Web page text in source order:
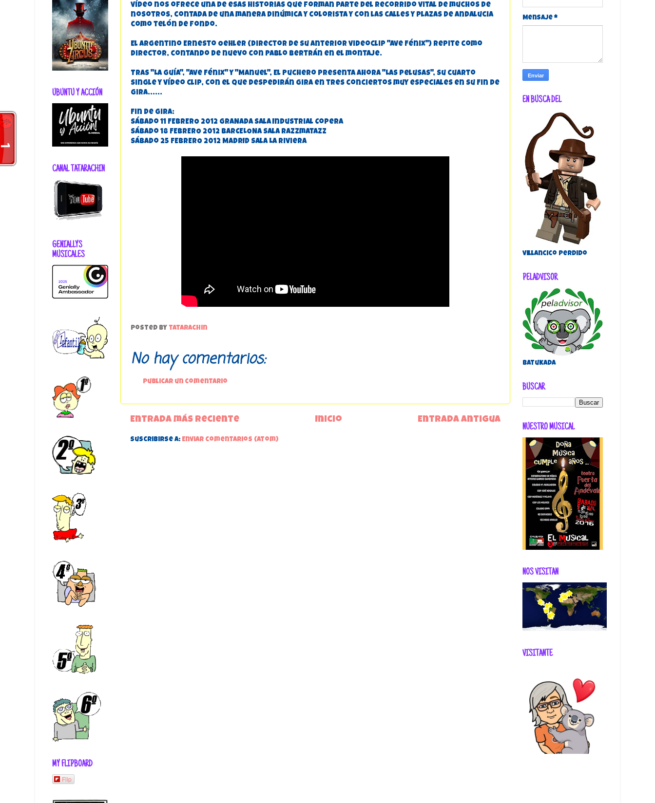
vídeo nos ofrece una de esas historias que forman parte del recorrido vital de muchos de
nosotros, contada de una manera dinúmica y colorista y con las calles y plazas de Andalucia
como telón de fondo.
El argentino Ernesto Oehler (director de su anterior videoclip "Ave Fénix") repite como
director, contando de nuevo con Pablo Bertrán en el montaje.
Tras "La Guía", "Ave Fénix" y "Manuel", El Puchero presenta ahora "Las pelusas", su cuarto
single y vídeo clip, con el que despedirán gira en tres conciertos muy especiales en su Fin de
Gira......
Fin de Gira:
Sábado 11 FEBRERO 2012 GRANADA Sala Industrial Copera
Sábado 18 FEBRERO 2012 BARCELONA Sala Razzmatazz
Sábado 25 FEBRERO 2012 MADRID Sala La Riviera
Posted by tatarachin
No hay comentarios:
Publicar un comentario
Entrada más reciente Entrada antigua
Inicio
Suscribirse a: Enviar comentarios (Atom)
UBUNTU Y ACCIÓN
CANAL TATARACHIN
GENIALLYS
MUSICALES
MY FLIPBOARD
Flip
Mensaje *
EN BUSCA DEL
villancico perdido
PELADVISOR
Batukada
BUSCAR
NUESTRO MUSICAL
NOS VISITAN
VISITANTE